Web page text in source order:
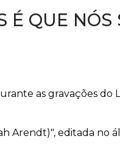
QUE NÓS
as gravações do
Arendt)", editada no